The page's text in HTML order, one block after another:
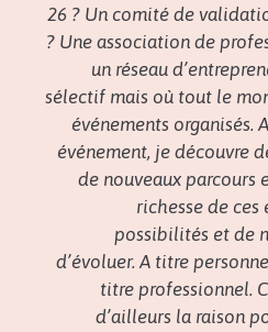
26 ? Un comité de
? Une association de
un réseau
sélectif mais où tout le
événements organisés.
événement, je découvre
de nouveaux parcours
richesse de ces
possibilités et de
d’évoluer. A titre
titre professionnel.
d’ailleurs la raison